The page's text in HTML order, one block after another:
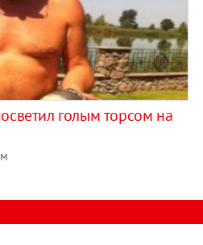
голым торсом на